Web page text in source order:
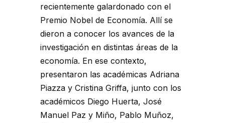
recientemente galardonado con el
Premio Nobel de Economía. Allí se
dieron a conocer los avances de la
investigación en distintas áreas de la
economía. En ese contexto,
presentaron las académicas Adriana
Piazza y Cristina Griffa, junto con los
académicos Diego Huerta, José
Manuel Paz y Miño, Pablo Muñoz,